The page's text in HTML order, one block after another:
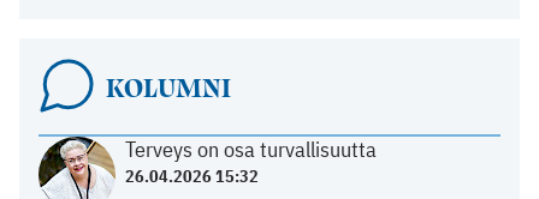
KOLUMNI
Terveys on osa turvallisuutta
26.04.2026 15:32